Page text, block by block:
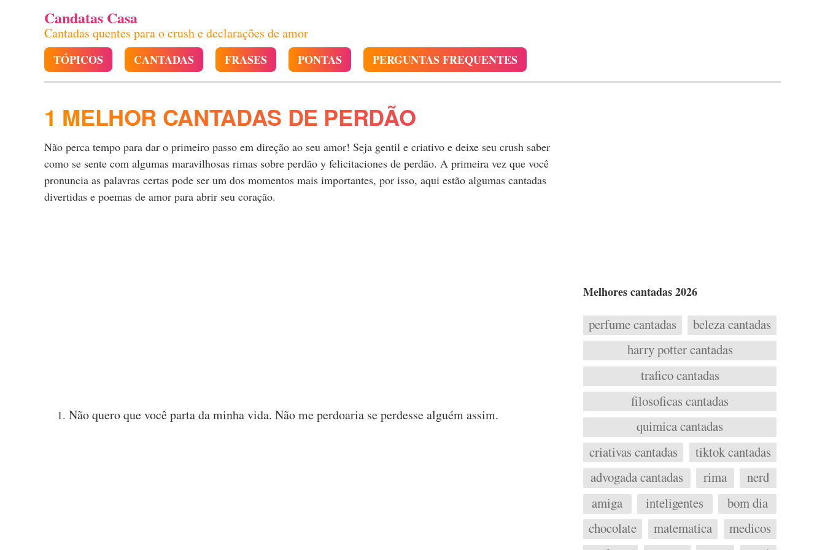
Candatas Casa
Cantadas quentes para o crush e declarações de amor
TÓPICOS CANTADAS FRASES PONTAS PERGUNTAS FREQUENTES
1 MELHOR CANTADAS DE PERDÃO
Não perca tempo para dar o primeiro passo em direção ao seu amor! Seja gentil e criativo e deixe seu crush saber
como se sente com algumas maravilhosas rimas sobre perdão y felicitaciones de perdão. A primeira vez que você
pronuncia as palavras certas pode ser um dos momentos mais importantes, por isso, aqui estão algumas cantadas
divertidas e poemas de amor para abrir seu coração.
Não quero que você parta da minha vida. Não me perdoaria se perdesse alguém assim.
Melhores cantadas 2026
perfume cantadas
beleza cantadas
harry potter cantadas
trafico cantadas
filosoficas cantadas
quimica cantadas
criativas cantadas
tiktok cantadas
advogada cantadas
rima
nerd
amiga
inteligentes
bom dia
chocolate
matematica
medicos